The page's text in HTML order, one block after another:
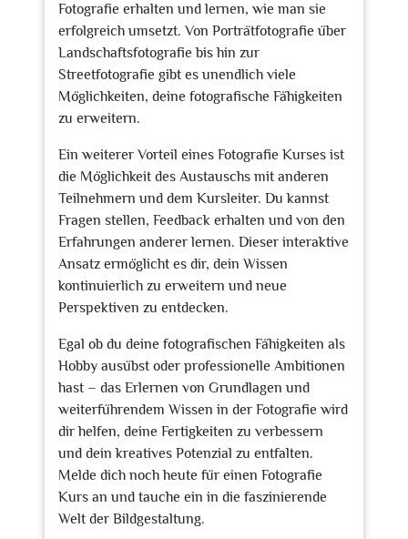
Fotografie erhalten und lernen, wie man sie
erfolgreich umsetzt. Von Porträtfotografie über
Landschaftsfotografie bis hin zur
Streetfotografie gibt es unendlich viele
Möglichkeiten, deine fotografische Fähigkeiten
zu erweitern.
Ein weiterer Vorteil eines Fotografie Kurses ist
die Möglichkeit des Austauschs mit anderen
Teilnehmern und dem Kursleiter. Du kannst
Fragen stellen, Feedback erhalten und von den
Erfahrungen anderer lernen. Dieser interaktive
Ansatz ermöglicht es dir, dein Wissen
kontinuierlich zu erweitern und neue
Perspektiven zu entdecken.
Egal ob du deine fotografischen Fähigkeiten als
Hobby ausübst oder professionelle Ambitionen
hast – das Erlernen von Grundlagen und
weiterführendem Wissen in der Fotografie wird
dir helfen, deine Fertigkeiten zu verbessern
und dein kreatives Potenzial zu entfalten.
Melde dich noch heute für einen Fotografie
Kurs an und tauche ein in die faszinierende
Welt der Bildgestaltung.